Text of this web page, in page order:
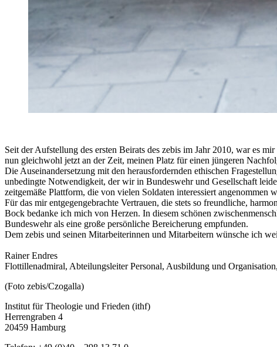
Seit der Aufstellung des ersten Beirats des zebis im Jahr 2010, war es
nun gleichwohl jetzt an der Zeit, meinen Platz für einen jüngeren
Die Auseinandersetzung mit den herausfordernden ethischen
unbedingte Notwendigkeit, der wir in Bundeswehr und Gesellschaft
zeitgemäße Plattform, die von vielen Soldaten interessiert angenommen
Für das mir entgegengebrachte Vertrauen, die stets so freundliche,
Bock bedanke ich mich von Herzen. In diesem schönen
Bundeswehr als eine große persönliche Bereicherung empfunden.
Dem zebis und seinen Mitarbeiterinnen und Mitarbeitern wünsche ich
Rainer Endres
Flottillenadmiral, Abteilungsleiter Personal, Ausbildung und
(Foto zebis/Czogalla)
Institut für Theologie und Frieden (ithf)
Herrengraben 4
20459 Hamburg